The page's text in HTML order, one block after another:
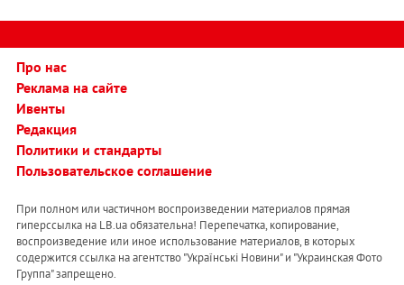
Про нас
Реклама на сайте
Ивенты
Редакция
Политики и стандарты
Пользовательское соглашение
При полном или частичном воспроизведении материалов прямая
гиперссылка на LB.ua обязательна! Перепечатка, копирование,
воспроизведение или иное использование материалов, в которых
содержится ссылка на агентство "Українськi Новини" и "Украинская Фото
Группа" запрещено.